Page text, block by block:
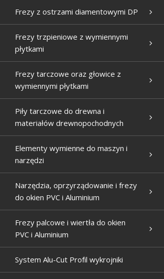
Frezy z ostrzami diamentowymi DP
Frezy trzpieniowe z wymiennymi
płytkami
Frezy tarczowe oraz głowice z
wymiennymi płytkami
Piły tarczowe do drewna i
materiałów drewnopochodnych
Elementy wymienne do maszyn i
narzędzi
Narzędzia, oprzyrządowanie i frezy
do okien PVC i Aluminium
Frezy palcowe i wiertła do okien
PVC i Aluminium
System Alu-Cut Profil wykrojniki